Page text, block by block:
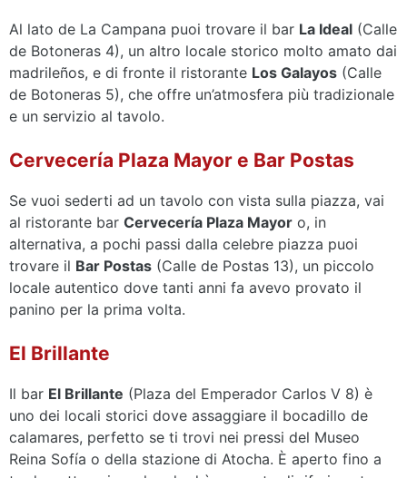
Al lato de La Campana puoi trovare il bar La Ideal (Calle
de Botoneras 4), un altro locale storico molto amato dai
madrileños, e di fronte il ristorante Los Galayos (Calle
de Botoneras 5), che offre un’atmosfera più tradizionale
e un servizio al tavolo.
Cervecería Plaza Mayor e Bar Postas
Se vuoi sederti ad un tavolo con vista sulla piazza, vai
al ristorante bar Cervecería Plaza Mayor o, in
alternativa, a pochi passi dalla celebre piazza puoi
trovare il Bar Postas (Calle de Postas 13), un piccolo
locale autentico dove tanti anni fa avevo provato il
panino per la prima volta.
El Brillante
Il bar El Brillante (Plaza del Emperador Carlos V 8) è
uno dei locali storici dove assaggiare il bocadillo de
calamares, perfetto se ti trovi nei pressi del Museo
Reina Sofía o della stazione di Atocha. È aperto fino a